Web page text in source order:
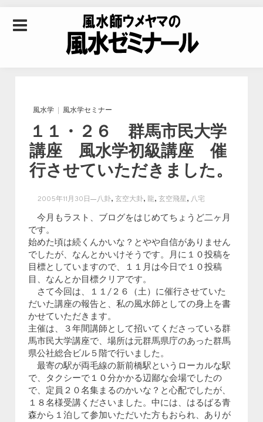
水ゼミナール｜風水
学・四柱推命学・易
学を合わせた立命講
座
風水学 風水学セミナー
１１・２６ 群馬市民大学
講座 風水学初級講座 催
行させていただきました。
2005年11月30日 八卦,玄空大卦,龍,玄空飛星, 八宅
今月もラスト、ブログをはじめてちょうど二ヶ月
です。
始めた頃は続くんかいな？とやや自信がありません
でしたが、なんとかいけそうです。月に１０投稿を
目標としていますので、１１月は今日で１０投稿
目、なんとか目標クリアです。
さて今回は、１１/２６（土）に催行させていた
だいた講座の報告と、私の風水師としての身上を書
かせていただきます。
主催は、３年間講師として招いてくださっている群
馬市民大学講座で、場所は元群馬県庁のあった群馬
県公社総合ビル５階で行いました。
最寄の駅が両毛線の新前橋駅というローカルな駅
で、タクシーで１０分かかる辺鄙な会場でしたの
で、定員２０名集まるのかいな？と心配でしたが、
１８名様受講くださいました。中には、はるばる青
森から１泊して参加いただいた方もおられ、ありが